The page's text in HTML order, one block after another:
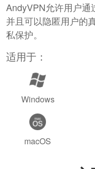
AndyVPN允许用户通
并且可以隐匿用户的
私保护。
适用于：
Windows
macOS